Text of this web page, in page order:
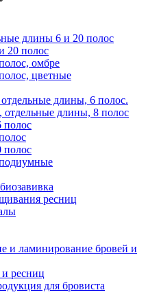
длины 6 и 20 полос
20 полос
омбре
цветные
длины, 6 полос.
отдельные длины, 8 полос
полос
полос
ресниц
и ламинирование бровей и
и ресниц
для бровиста